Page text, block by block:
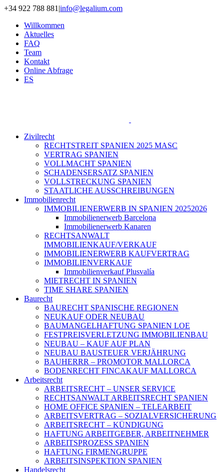
Zum
springen
+34 922 788 881 |info@legalium.com
Willkommen
Aktuelles
FAQ
Team
Kontakt
Online Abfrage
ES
Zivilrecht
RECHTSTREIT SPANIEN 2025 MASC
VERTRAG SPANIEN
VOLLMACHT SPANIEN
SCHADENSERSATZ SPANIEN
VOLLSTRECKUNG SPANIEN
STAATLICHE AUSSCHREIBUNGEN
Immobilienrecht
IMMOBILIENERWERB IN SPANIEN 20252026
Immobilienerwerb Barcelona
Immobilienerwerb Kanaren
RECHTSANWALT
IMMOBILIENKAUF/VERKAUF
IMMOBILIENERWERB KAUFVERTRAG
IMMOBILIENVERKAUF
Immobilienverkauf Plusvalía
MIETRECHT IN SPANIEN
TIME SHARE SPANIEN
Baurecht
BAURECHT SPANISCHE REGIONEN
NEUKAUF ODER NEUBAU
BAUMANGELHAFTUNG SPANIEN LOE
FESTPREISVERLETZUNG IMMOBILIENBAU
NEUBAU – KAUF AUF PLAN
NEUBAU BAUSTEUER VERJÄHRUNG
BAUHERRR – PROMOTOR MALLORCA
BODENRECHT FINCAKAUF MALLORCA
Arbeitsrecht
ARBEITSRECHT – UNSER SERVICE
RECHTSANWALT ARBEITSRECHT SPANIEN
HOME OFFICE SPANIEN – TELEARBEIT
ARBEITSVERTRAG – SOZIALVERSICHERUNG
ARBEITSRECHT – KÜNDIGUNG
HAFTUNG ARBEITGEBER, ARBEITNEHMER
ARBEITSPROZESS SPANIEN
HAFTUNG FIRMENGRUPPE
ARBEITSINSPEKTION SPANIEN
Handelsrecht